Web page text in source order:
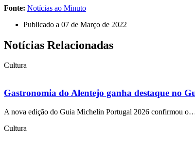
Fonte: Notícias ao Minuto
Publicado a 07 de Março de 2022
Notícias Relacionadas
Cultura
Gastronomia do Alentejo ganha destaque no
A nova edição do Guia Michelin Portugal 2026 confirmou
Cultura